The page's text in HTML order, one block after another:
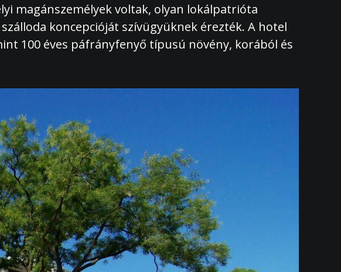
magánszemélyek voltak, olyan lokálpatrióta
koncepcióját szívügyüknek érezték. A hotel
100 éves páfrányfenyő típusú növény, korából és